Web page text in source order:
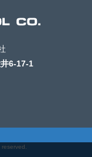
6-17-1